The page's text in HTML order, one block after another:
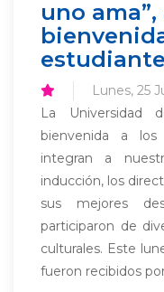
uno
Lunes, 25
La Universidad
bienvenida a
integran a
inducción, los
sus mejores
participaron de
culturales. Este
fueron recibidos